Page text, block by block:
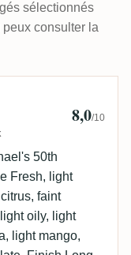
sélectionnés
peux consulter la
8,0/10
50th
Fresh, light
faint
oily, light
light mango,